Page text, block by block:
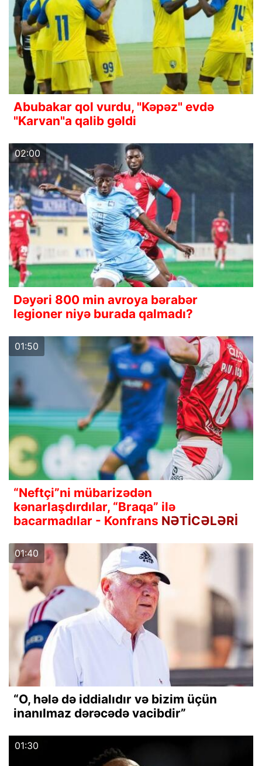
Abubakar qol vurdu, "Kəpəz" evdə
"Karvan"a qalib gəldi
02:00
Dəyəri 800 min avroya bərabər
legioner niyə burada qalmadı?
01:50
“Neftçi”ni mübarizədən
kənarlaşdırdılar, “Braqa” ilə
bacarmadılar - Konfrans NƏTİCƏLƏRİ
01:40
“O, hələ də iddialıdır və bizim üçün
inanılmaz dərəcədə vacibdir”
01:30